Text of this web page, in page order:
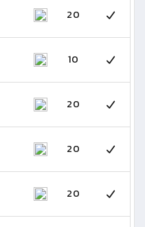
20
10
20
20
20